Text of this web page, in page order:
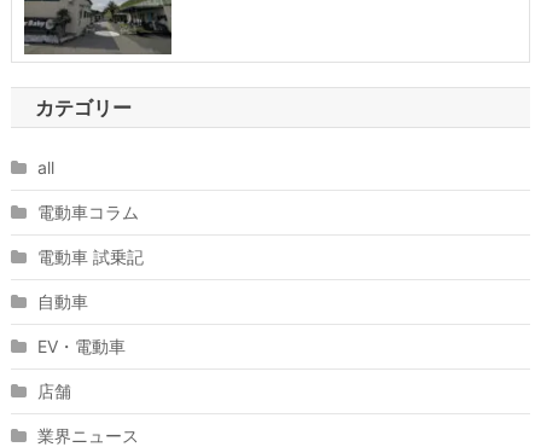
カテゴリー
all
電動車コラム
電動車 試乗記
自動車
EV・電動車
店舗
業界ニュース